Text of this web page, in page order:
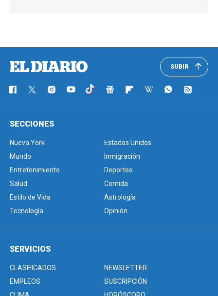
SUBIR
SECCIONES
Nueva York
Estados Unidos
Mundo
Inmigración
Entretenimiento
Deportes
Salud
Comida
Estilo de Vida
Astrología
Tecnología
Opinión
SERVICIOS
CLASIFICADOS
NEWSLETTER
EMPLEOS
SUSCRIPCIÓN